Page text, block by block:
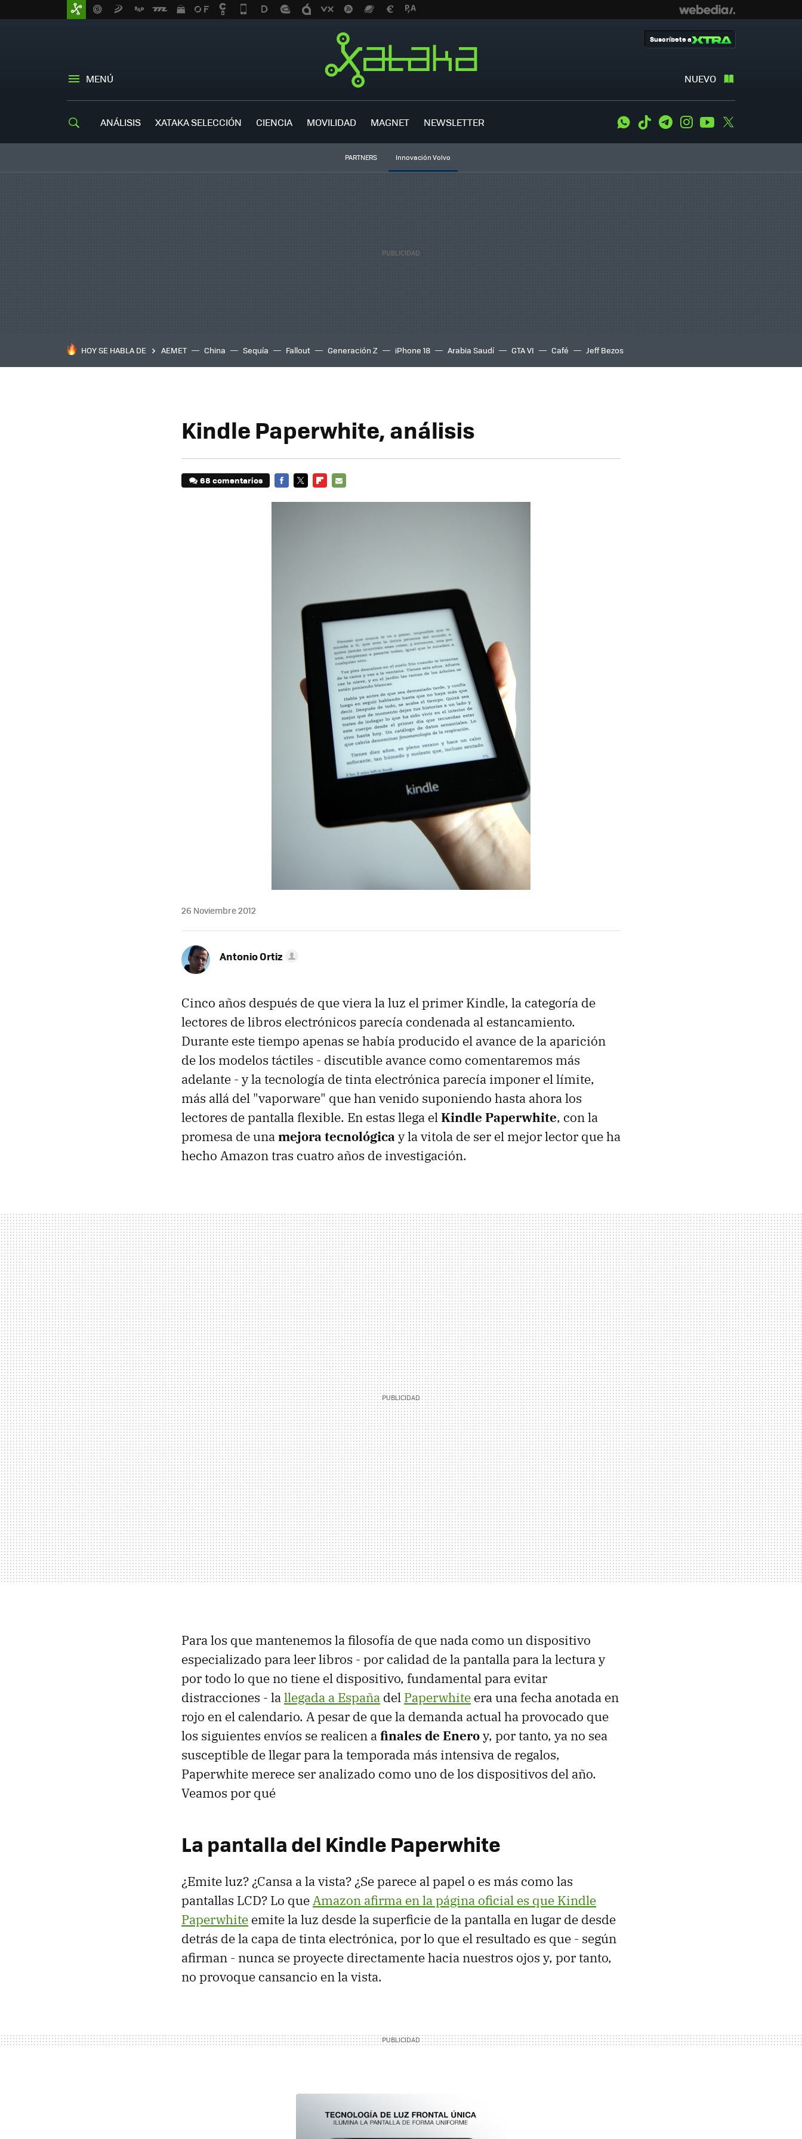
MENÚ NUEVO
Suscríbete a
ANÁLISIS XATAKA SELECCIÓN CIENCIA MOVILIDAD MAGNET NEWSLETTER WhatsApp
Tiktok TelegramInstagramYoutube
PARTNERS Innovación Volvo
HOY SE HABLA DE AEMET China Sequía Fallout Generación Z iPhone 18 Arabia Saudí GTA VI Café Jeff Bezos
Kindle Paperwhite, análisis
68 comentarios
26 Noviembre 2012
Antonio Ortiz
Cinco años después de que viera la luz el primer Kindle, la categoría de
lectores de libros electrónicos parecía condenada al estancamiento.
Durante este tiempo apenas se había producido el avance de la aparición
de los modelos táctiles - discutible avance como comentaremos más
adelante - y la tecnología de tinta electrónica parecía imponer el límite,
más allá del "vaporware" que han venido suponiendo hasta ahora los
lectores de pantalla flexible. En estas llega elKindle Paperwhite, con la
promesa de unamejora tecnológica y la vitola de ser el mejor lector que ha
hecho Amazon tras cuatro años de investigación.
Para los que mantenemos la filosofía de que nada como un dispositivo
especializado para leer libros - por calidad de la pantalla para la lectura y
por todo lo que no tiene el dispositivo, fundamental para evitar
distracciones - lallegada a España del Paperwhite era una fecha anotada en
rojo en el calendario. A pesar de que la demanda actual ha provocado que
los siguientes envíos se realicen afinales de Eneroy, por tanto, ya no sea
susceptible de llegar para la temporada más intensiva de regalos,
Paperwhite merece ser analizado como uno de los dispositivos del año.
Veamos por qué
La pantalla del Kindle Paperwhite
¿Emite luz? ¿Cansa a la vista? ¿Se parece al papel o es más como las
pantallas LCD? Lo queAmazon afirma en la página oficial es que Kindle
Paperwhite emite la luz desde la superficie de la pantalla en lugar de desde
detrás de la capa de tinta electrónica, por lo que el resultado es que - según
afirman - nunca se proyecte directamente hacia nuestros ojos y, por tanto,
no provoque cansancio en la vista.